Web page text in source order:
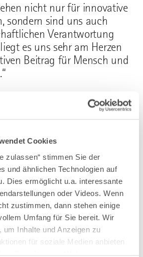
Cookies
zulassen“ stimmen Sie der
und ähnlichen Technologien auf
Dies ermöglicht u.a. interessante
oder Videos. Wenn
zustimmen, dann stehen einige
Umfang für Sie bereit. Wir
um Inhalte und Anzeigen zu
für soziale Medien anbieten
nicht nur für innovative
sondern sind uns auch
Verantwortung
es uns sehr am Herzen
Beitrag für Mensch und